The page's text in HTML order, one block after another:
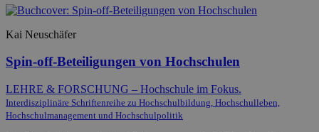
Kai Neuschäfer
Spin-off-Beteiligungen von Hochschulen
LEHRE & FORSCHUNG – Hochschule im Fokus.
Interdisziplinäre Schriftenreihe zu Hochschulbildung, Hochschulleben,
Hochschulmanagement und Hochschulpolitik